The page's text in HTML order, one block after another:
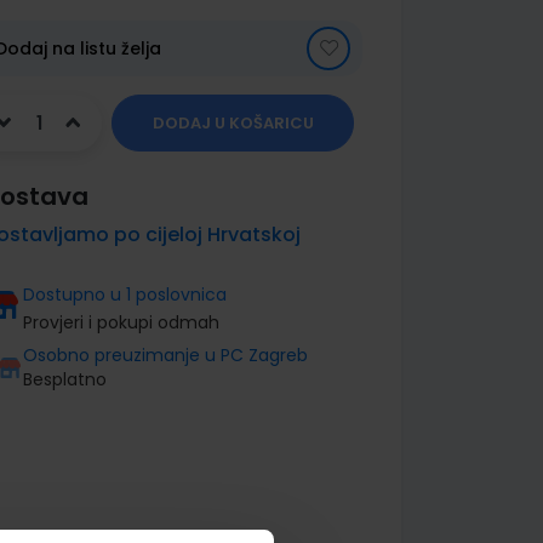
na listu želja
DODAJ U KOŠARICU
po cijeloj Hrvatskoj
Dostupno u 1 poslovnica
Provjeri i pokupi odmah
Osobno preuzimanje u PC Zagreb
Besplatno